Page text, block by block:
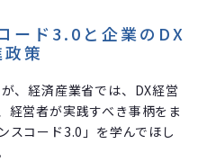
ード3.0と企業のDX
策
、経済産業省では、DX経営
経営者が実践すべき事柄をま
スコード3.0」を学んでほし